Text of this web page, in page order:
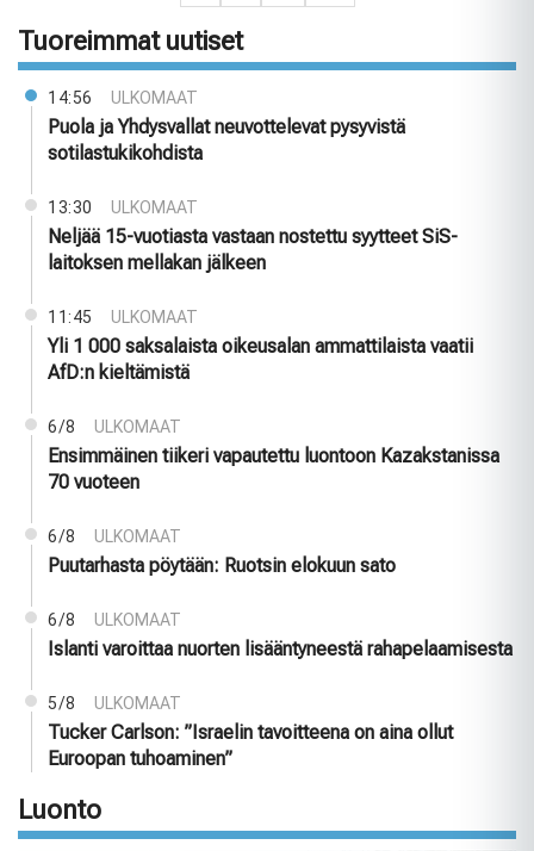
Tuoreimmat uutiset
14:56 ULKOMAAT
Puola ja Yhdysvallat neuvottelevat pysyvistä
sotilastukikohdista
13:30 ULKOMAAT
Neljää 15-vuotiasta vastaan nostettu syytteet SiS-
laitoksen mellakan jälkeen
11:45 ULKOMAAT
Yli 1 000 saksalaista oikeusalan ammattilaista vaatii
AfD:n kieltämistä
6/8 ULKOMAAT
Ensimmäinen tiikeri vapautettu luontoon Kazakstanissa
70 vuoteen
6/8 ULKOMAAT
Puutarhasta pöytään: Ruotsin elokuun sato
6/8 ULKOMAAT
Islanti varoittaa nuorten lisääntyneestä rahapelaamisesta
5/8 ULKOMAAT
Tucker Carlson: ”Israelin tavoitteena on aina ollut
Euroopan tuhoaminen”
Luonto